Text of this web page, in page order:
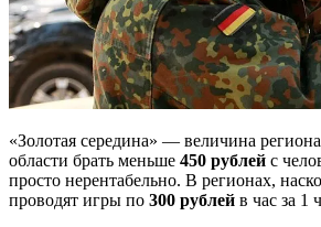
«Золотая середина» — величина
области брать меньше 450 рублей с
просто нерентабельно. В регионах,
проводят игры по 300 рублей в час за 1